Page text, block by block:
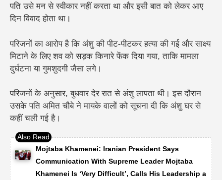
पति उसे मन से स्वीकार नहीं करता था और इसी बात को लेकर आए
दिन विवाद होता था।
परिजनों का आरोप है कि अंशु की पीट-पीटकर हत्या की गई और साक्ष्य
मिटाने के लिए शव को सड़क किनारे फेंक दिया गया, ताकि मामला
दुर्घटना या गुमशुदगी जैसा लगे।
परिजनों के अनुसार, बुधवार देर रात से अंशु लापता थी। इस दौरान
उसके पति अमित चौबे ने मायके वालों को सूचना दी कि अंशु घर से
कहीं चली गई है।
Mojtaba Khamenei: Iranian President Says
Communication With Supreme Leader Mojtaba
Khamenei Is ‘Very Difficult’, Calls His Leadership a